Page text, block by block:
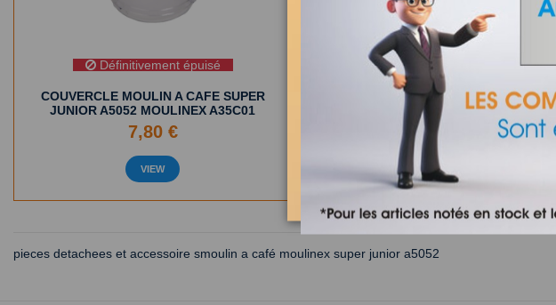
Définitivement épuisé
COUVERCLE MOULIN A CAFE SUPER
JUNIOR A5052 MOULINEX A35C01
7,80 €
VIEW
Définitivement épuisé
COUTEAU MOULIN A CAFE SUPER
JUNIOR A5052 MOULINEX MS-
4,38 €
VIEW
pieces detachees et accessoire smoulin a café moulinex super junior a5052